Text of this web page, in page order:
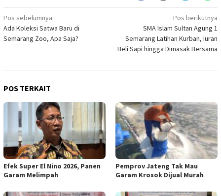
Navigasi
pos
Pos sebelumnya
Ada Koleksi Satwa Baru di
Semarang Zoo, Apa Saja?
Pos berikutnya
SMA Islam Sultan Agung 1
Semarang Latihan Kurban, Iuran
Beli Sapi hingga Dimasak Bersama
POS TERKAIT
Efek Super El Nino 2026, Panen
Garam Melimpah
Pemprov Jateng Tak Mau
Garam Krosok Dijual Murah